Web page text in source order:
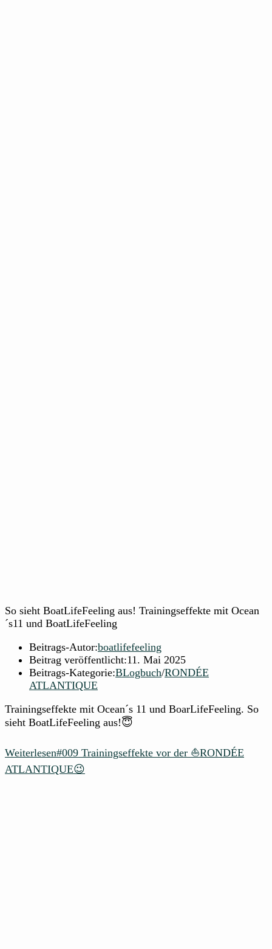
So sieht BoatLifeFeeling aus! Trainingseffekte mit Ocean
´s11 und BoatLifeFeeling
Beitrags-Autor:boatlifefeeling
Beitrag veröffentlicht:11. Mai 2025
Beitrags-Kategorie:BLogbuch/RONDÉE
ATLANTIQUE
Trainingseffekte mit Ocean´s 11 und BoarLifeFeeling. So
sieht BoatLifeFeeling aus!😇
Weiterlesen#009 Trainingseffekte vor der ⛵RONDÉE
ATLANTIQUE😉